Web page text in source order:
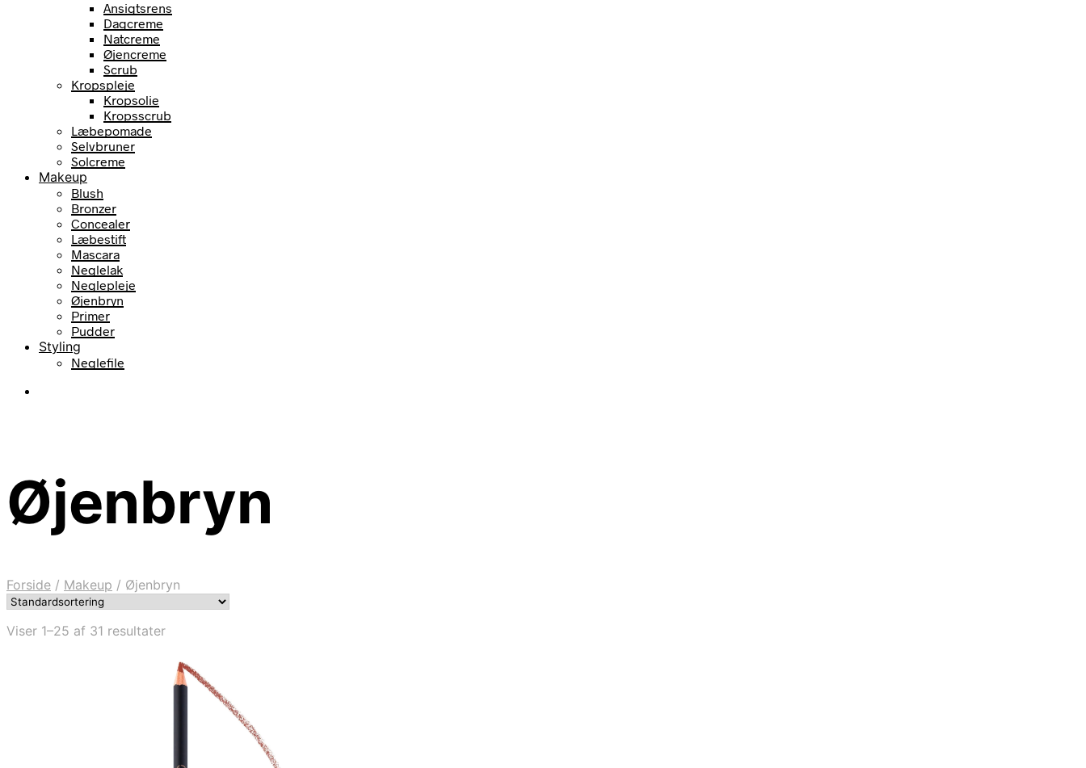
Ansigtsrens
Dagcreme
Natcreme
Øjencreme
Scrub
Kropspleje
Kropsolie
Kropsscrub
Læbepomade
Selvbruner
Solcreme
Makeup
Blush
Bronzer
Concealer
Læbestift
Mascara
Neglelak
Neglepleje
Øjenbryn
Primer
Pudder
Styling
Neglefile
Øjenbryn
Forside / Makeup / Øjenbryn
Viser 1–25 af 31 resultater